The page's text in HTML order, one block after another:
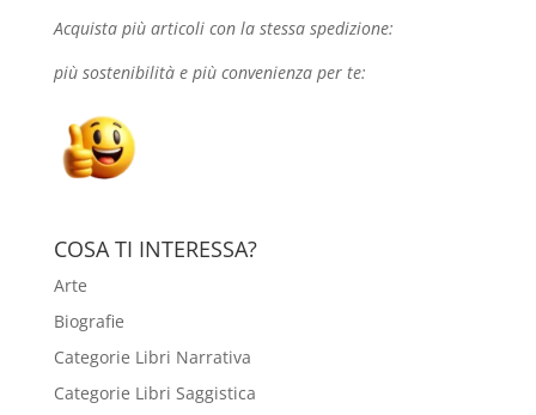
Acquista più articoli con la stessa spedizione:
più sostenibilità e più convenienza per te:
COSA TI INTERESSA?
Arte
Biografie
Categorie Libri Narrativa
Categorie Libri Saggistica